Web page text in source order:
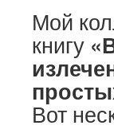
Мой
книгу
Вот